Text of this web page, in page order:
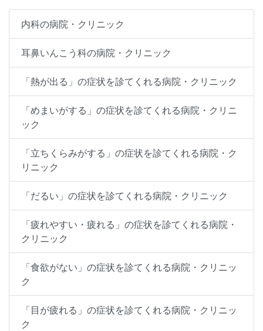
内科の病院・クリニック
耳鼻いんこう科の病院・クリニック
「熱が出る」の症状を診てくれる病院・クリニック
「めまいがする」の症状を診てくれる病院・クリニ
ック
「立ちくらみがする」の症状を診てくれる病院・ク
リニック
「だるい」の症状を診てくれる病院・クリニック
「疲れやすい・疲れる」の症状を診てくれる病院・
クリニック
「食欲がない」の症状を診てくれる病院・クリニッ
ク
「目が疲れる」の症状を診てくれる病院・クリニッ
ク